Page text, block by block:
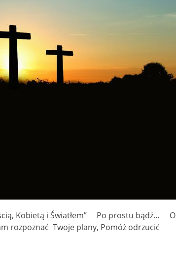
Kobietą i Światłem” Po prostu bądź… O
rozpoznać Twoje plany, Pomóż odrzucić